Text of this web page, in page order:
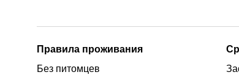
Правила проживания
Без питомцев